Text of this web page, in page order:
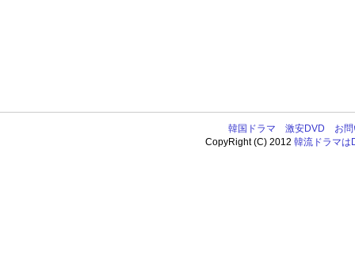
韓国ドラマ 激安DVD
お
CopyRight (C) 2012韓流ドラマは